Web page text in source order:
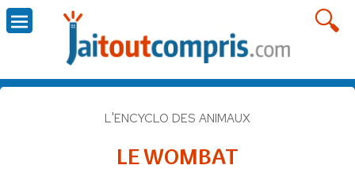
L'ENCYCLO DES ANIMAUX
LE WOMBAT